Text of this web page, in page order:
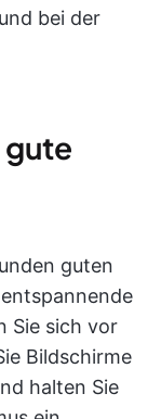
bei der
gute
guten
Sie sich vor
Bildschirme
halten Sie